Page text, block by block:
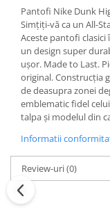
Pantofi Nike Dunk
Simțiți-vă ca un All-
Aceste pantofi
un design super
ușor. Made to Last.
original. Construcția
de deasupra zonei
emblematic fidel
talpa și modelul din
Informatii
Review-uri(0)